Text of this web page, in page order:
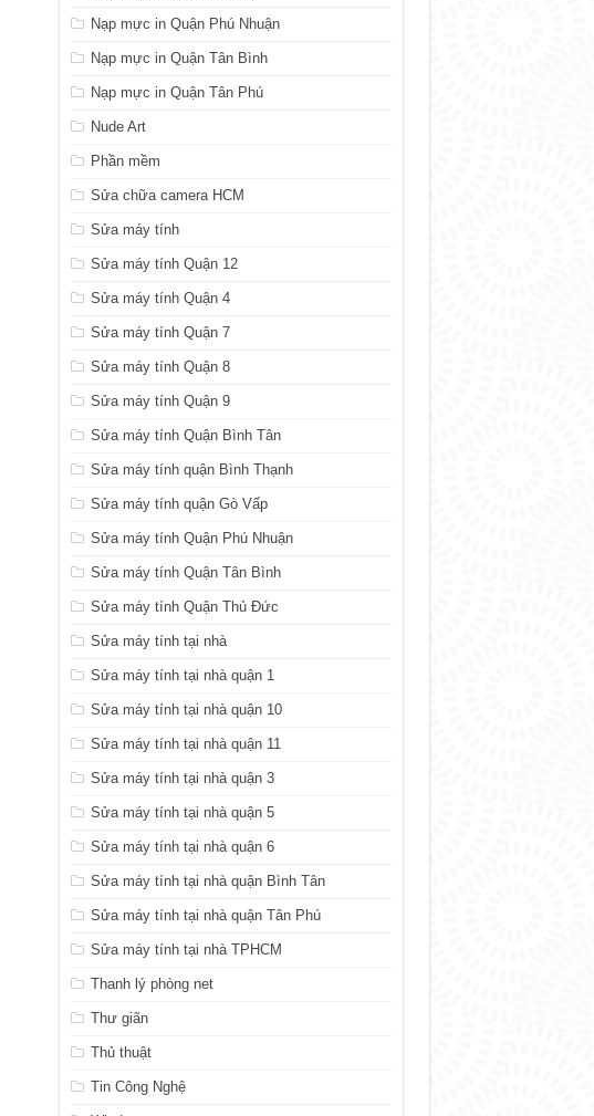
Nạp mực in Quận Phú Nhuận
Nạp mực in Quận Tân Bình
Nạp mực in Quận Tân Phú
Nude Art
Phần mềm
Sửa chữa camera HCM
Sửa máy tính
Sửa máy tính Quận 12
Sửa máy tính Quận 4
Sửa máy tính Quận 7
Sửa máy tính Quận 8
Sửa máy tính Quận 9
Sửa máy tính Quận Bình Tân
Sửa máy tính quận Bình Thạnh
Sửa máy tính quận Gò Vấp
Sửa máy tính Quận Phú Nhuận
Sửa máy tính Quận Tân Bình
Sửa máy tính Quận Thủ Đức
Sửa máy tính tại nhà
Sửa máy tính tại nhà quận 1
Sửa máy tính tại nhà quận 10
Sửa máy tính tại nhà quận 11
Sửa máy tính tại nhà quận 3
Sửa máy tính tại nhà quận 5
Sửa máy tính tại nhà quận 6
Sửa máy tính tại nhà quận Bình Tân
Sửa máy tính tại nhà quận Tân Phú
Sửa máy tính tại nhà TPHCM
Thanh lý phòng net
Thư giãn
Thủ thuật
Tin Công Nghệ